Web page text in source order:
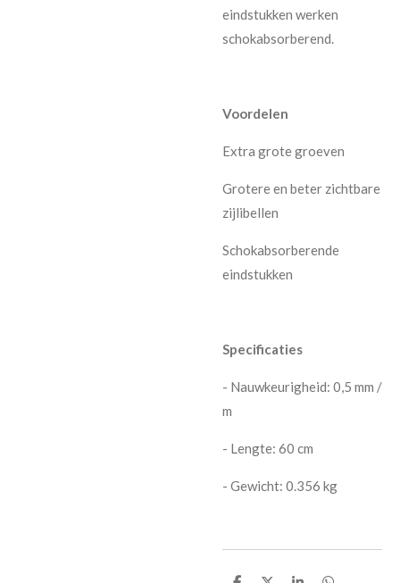
eindstukken werken
schokabsorberend.
Voordelen
Extra grote groeven
Grotere en beter zichtbare
zijlibellen
Schokabsorberende
eindstukken
Specificaties
- Nauwkeurigheid: 0,5 mm /
m
- Lengte: 60 cm
- Gewicht: 0.356 kg